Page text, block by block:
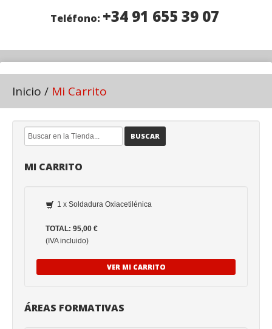
Teléfono: +34 91 655 39 07
Inicio / Mi Carrito
BUSCAR
MI CARRITO
1 x Soldadura Oxiacetilénica
TOTAL: 95,00 €
(IVA incluido)
VER MI CARRITO
ÁREAS FORMATIVAS